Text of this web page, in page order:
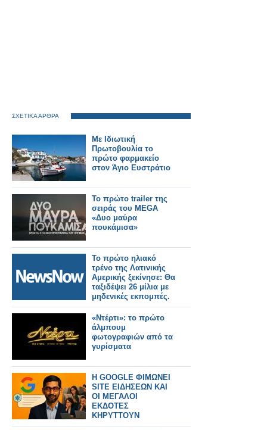
ΣΧΕΤΙΚΑ ΑΡΘΡΑ
Με Ιδιωτική
Πρωτοβουλία το
πρώτο φαρμακείο
στον Άγιο Ευστράτιο
Το πρώτο trailer της
σειράς του MEGA
«Δυο μαύρα
πουκάμισα»
Το πρώτο ηλιακό
τρένο της Λατινικής
Αμερικής ξεκίνησε: Θα
ταξιδέψει 26 μίλια με
μηδενικές εκπομπές.
«Ντέρτι»: το πρώτο
άλμπουμ
φωτογραφιών από τα
γυρίσματα
H GOOGLE ΦΙΜΩΝΕΙ
SITE ΕΙΔΗΣΕΩΝ ΚΑΙ
ΟΙ ΜΕΓΑΛΟΙ
ΕΚΔΟΤΕΣ
ΚΗΡΥΤΤΟΥΝ
ΠΟΛΕΜΟ